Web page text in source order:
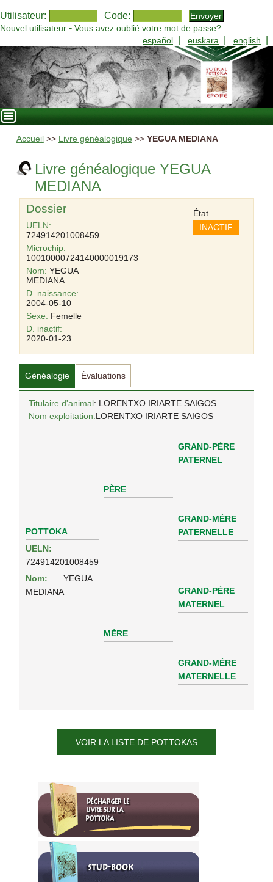
Utilisateur: Code:
Nouvel utilisateur - Vous avez oublié votre mot de passe?
español
euskara english
Accueil >> Livre généalogique >> YEGUA MEDIANA
Livre généalogique YEGUA
MEDIANA
Dossier
UELN:
724914201008459
Microchip:
10010000724140000019173
Nom: YEGUA
MEDIANA
D. naissance:
2004-05-10
Sexe: Femelle
État
INACTIF
D. inactif:
2020-01-23
Généalogie Évaluations
Titulaire d'animal: LORENTXO IRIARTE SAIGOS
Nom exploitation:LORENTXO IRIARTE SAIGOS
POTTOKA
UELN:
724914201008459
Nom:
YEGUA
MEDIANA
PÈRE
GRAND-PÈRE
PATERNEL
GRAND-MÈRE
PATERNELLE
MÈRE
GRAND-PÈRE
MATERNEL
GRAND-MÈRE
MATERNELLE
VOIR LA LISTE DE POTTOKAS